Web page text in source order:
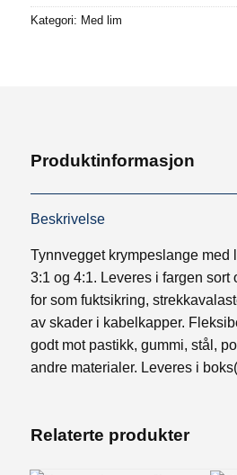
Kategori: Med lim
Produktinformasjon
Beskrivelse
Tynnvegget krympeslange med
3:1 og 4:1. Leveres i fargen sort
for som fuktsikring,
av skader i kabelkapper.
godt mot pastikk, gummi, stål,
andre materialer. Leveres i
Relaterte produkter